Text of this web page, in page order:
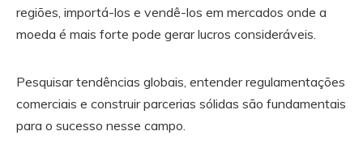
regiões, importá-los e vendê-los em mercados onde a
moeda é mais forte pode gerar lucros consideráveis.
Pesquisar tendências globais, entender regulamentações
comerciais e construir parcerias sólidas são fundamentais
para o sucesso nesse campo.